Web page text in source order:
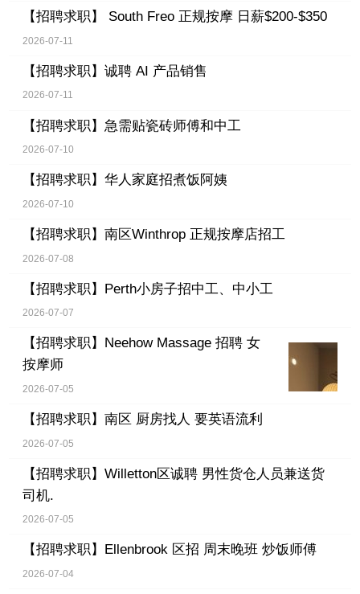
【招聘求职】 South Freo 正规按摩 日薪$200-$350
2026-07-11
【招聘求职】 诚聘 AI 产品销售
2026-07-11
【招聘求职】 急需贴瓷砖师傅和中工
2026-07-10
【招聘求职】 华人家庭招煮饭阿姨
2026-07-10
【招聘求职】 南区Winthrop 正规按摩店招工
2026-07-08
【招聘求职】 Perth小房子招中工、中小工
2026-07-07
【招聘求职】
Neehow Massage 招聘 女
按摩师
2026-07-05
【招聘求职】 南区 厨房找人 要英语流利
2026-07-05
【招聘求职】 Willetton区诚聘 男性货仓人员兼送货
司机.
2026-07-05
【招聘求职】 Ellenbrook 区招 周末晚班 炒饭师傅
2026-07-04